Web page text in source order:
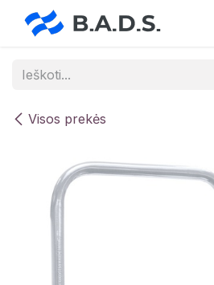
Skip to Content
Visos prekės